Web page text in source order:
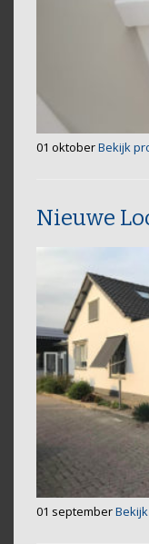
01 oktoberBekijk
Nieuwe
01 september